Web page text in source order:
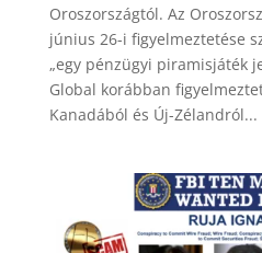
Oroszországtól. Az
június 26-i figyelmeztetése
„egy pénzügyi piramisjáték
Global korábban
Kanadából és Új-Zélandról...